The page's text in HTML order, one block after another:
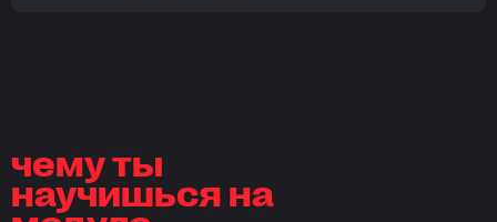
чему ты
научишься на